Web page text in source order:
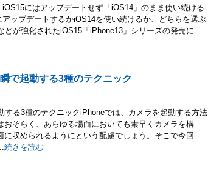
iOS15にはアップデートせず「iOS14」のまま使い続ける
ップデートするかiOS14を使い続けるか、どちらを選ぶ
が強化されたiOS15「iPhone13」シリーズの発売に...
で起動する3種のテクニック
する3種のテクニックiPhoneでは、カメラを起動する方法
そらく、あらゆる場面においても素早くカメラを構
収められるようにという配慮でしょう。そこで今回
続きを読む